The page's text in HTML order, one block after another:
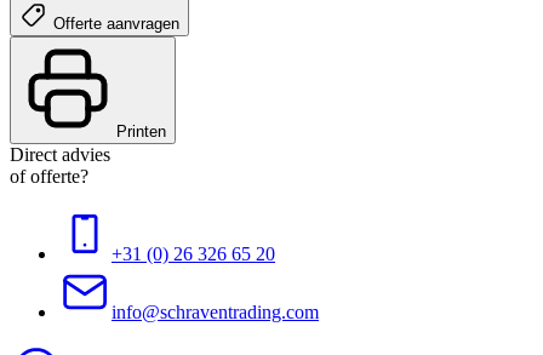
Offerte aanvragen
Printen
Direct advies
of offerte?
+31 (0) 26 326 65 20
info@schraventrading.com